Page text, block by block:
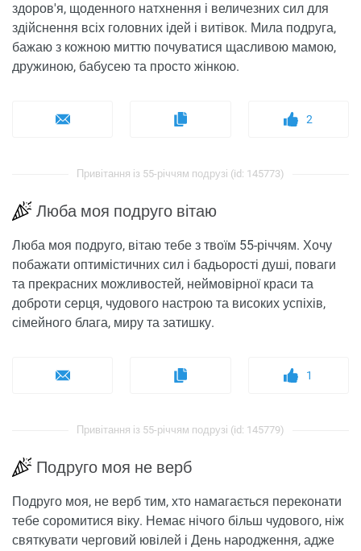
здоров'я, щоденного натхнення і величезних сил для
здійснення всіх головних ідей і витівок. Мила подруга,
бажаю з кожною миттю почуватися щасливою мамою,
дружиною, бабусею та просто жінкою.
2
Привітання із 55-річчям подрузі (id: 145773)
Люба моя подруго вітаю
Люба моя подруго, вітаю тебе з твоїм 55-річчям. Хочу
побажати оптимістичних сил і бадьорості душі, поваги
та прекрасних можливостей, неймовірної краси та
доброти серця, чудового настрою та високих успіхів,
сімейного блага, миру та затишку.
1
Привітання із 55-річчям подрузі (id: 145779)
Подруго моя не верб
Подруго моя, не верб тим, хто намагається переконати
тебе соромитися віку. Немає нічого більш чудового, ніж
святкувати черговий ювілей і День народження, адже